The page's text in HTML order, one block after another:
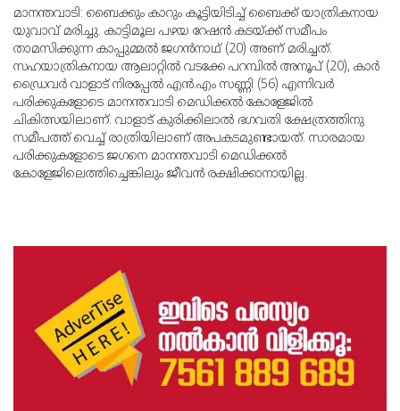
മാനന്തവാടി: ബൈക്കും കാറും കൂട്ടിയിടിച്ച് ബൈക്ക് യാത്രികനായ
യുവാവ് മരിച്ചു. കാട്ടിമൂല പഴയ റേഷന്‍ കടയ്ക്ക് സമീപം
താമസിക്കുന്ന കാപ്പുമ്മല്‍ ജഗന്‍നാഥ് (20) അണ് മരിച്ചത്.
സഹയാത്രികനായ ആലാറ്റില്‍ വടക്കേ പറമ്പില്‍ അനൂപ് (20), കാര്‍
ഡ്രൈവര്‍ വാളാട് നിരപ്പേല്‍ എന്‍.എം സണ്ണി (56) എന്നിവര്‍
പരിക്കുകളോടെ മാനന്തവാടി മെഡിക്കല്‍ കോളേജില്‍
ചികിത്സയിലാണ്. വാളാട് കുരിക്കിലാല്‍ ഭഗവതി ക്ഷേത്രത്തിനു
സമീപത്ത് വെച്ച് രാത്രിയിലാണ് അപകടമുണ്ടായത്. സാരമായ
പരിക്കുകളോടെ ജഗനെ മാനന്തവാടി മെഡിക്കല്‍
കോളേജിലെത്തിച്ചെങ്കിലും ജീവന്‍ രക്ഷിക്കാനായില്ല.